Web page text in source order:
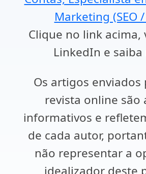
Marketing (SEO
Clique no link acima,
LinkedIn e saiba
Os artigos enviados
revista online são
informativos e
de cada autor,
não representar a
idealizador deste